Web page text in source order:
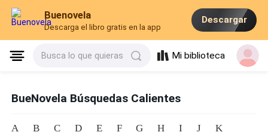
Buenovela
Descarga el libro gratis en la app
Descargar
Busca lo que quieras Mi biblioteca
BueNovela Búsquedas Calientes
A B C D E F G H I J K